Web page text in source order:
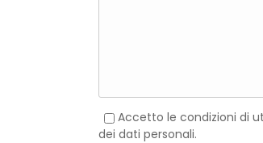
Accetto le condizioni di
dei dati personali.